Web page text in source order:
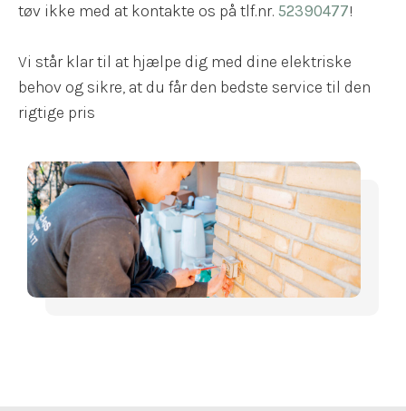
tøv ikke med at kontakte os på tlf.nr. 52390477!
Vi står klar til at hjælpe dig med dine elektriske
behov og sikre, at du får den bedste service til den
rigtige pris